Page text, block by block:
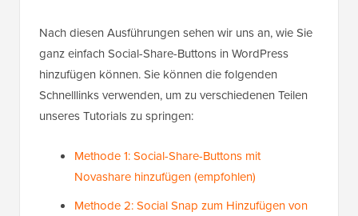
Nach diesen Ausführungen sehen wir uns an, wie Sie
ganz einfach Social-Share-Buttons in WordPress
hinzufügen können. Sie können die folgenden
Schnelllinks verwenden, um zu verschiedenen Teilen
unseres Tutorials zu springen:
Methode 1: Social-Share-Buttons mit
Novashare hinzufügen (empfohlen)
Methode 2: Social Snap zum Hinzufügen von